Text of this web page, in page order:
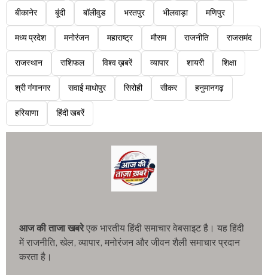
बीकानेर बूंदी बॉलीवुड भरतपुर भीलवाड़ा मणिपुर
मध्य प्रदेश मनोरंजन महाराष्ट्र मौसम राजनीति राजसमंद
राजस्थान राशिफल विश्व ख़बरें व्यापार शायरी शिक्षा
श्री गंगानगर सवाई माधोपुर सिरोही सीकर हनुमानगढ़
हरियाणा हिंदी खबरें
आज की ताजा खबरेएक भारतीय हिंदी समाचार वेबसाइट है। यह हिंदी
में राजनीति, खेल, व्यापार, मनोरंजन और जीवन शैली समाचार प्रदान
करता है।